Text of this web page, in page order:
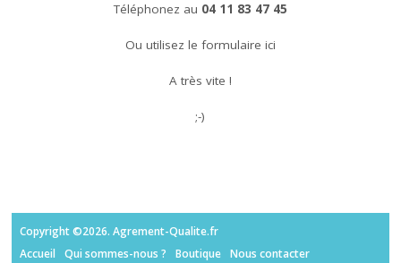
Téléphonez au 04 11 83 47 45
Ou utilisez le formulaire ici
A très vite !
;-)
Copyright ©2026. Agrement-Qualite.fr
Accueil
Qui sommes-nous ? Boutique Nous contacter